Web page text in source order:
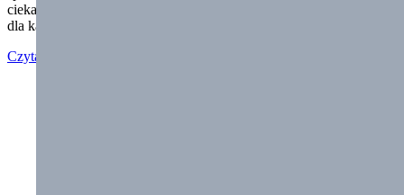
ciekawie przeżyć swoje wakacje. Czas wakacji to wyjątkowy okres
dla każdego dziecka. Na…
Czytaj